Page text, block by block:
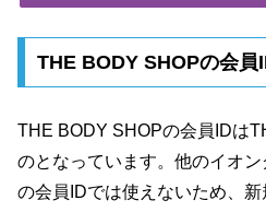
THE BODY SHOPの会員
THE BODY SHOPの会員IDは
のとなっています。他のイオ
の会員IDでは使えないため、新